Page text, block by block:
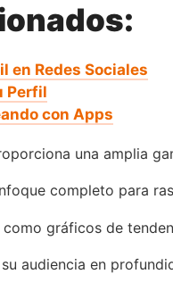
en Redes Sociales
Perfil
con Apps
una amplia
completo para
gráficos de
audiencia en